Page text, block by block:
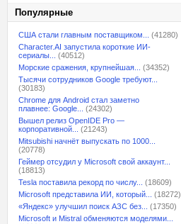
Популярные
США стали главным поставщиком...
(41280)
Character.AI запустила короткие ИИ-
сериалы...
(40512)
Морские сражения, крупнейшая...
(34352)
Тысячи сотрудников Google требуют...
(30183)
Chrome для Android стал заметно
плавнее: Google...
(24302)
Вышел релиз OpenIDE Pro —
корпоративной...
(21243)
Mitsubishi начнёт выпускать по 1000...
(20778)
Геймер отсудил у Microsoft свой аккаунт...
(18813)
Tesla поставила рекорд по числу...
(18609)
Microsoft представила ИИ, который...
(18272)
«Яндекс» улучшил поиск АЗС без...
(17350)
Microsoft и Mistral обменяются моделями...